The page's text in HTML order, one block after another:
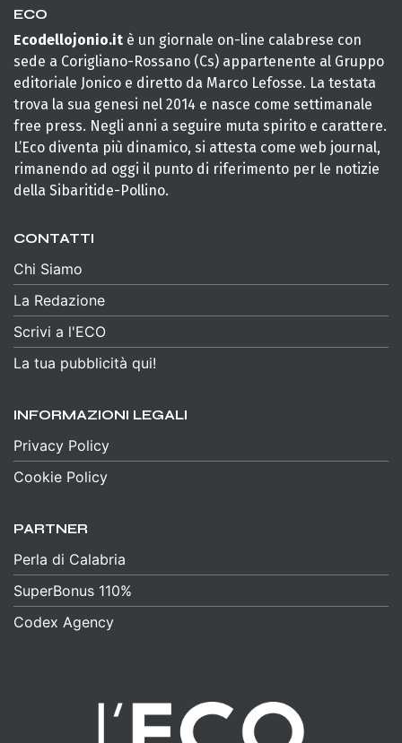
ECO
Ecodellojonio.it è un giornale on-line calabrese con
sede a Corigliano-Rossano (Cs) appartenente al Gruppo
editoriale Jonico e diretto da Marco Lefosse. La testata
trova la sua genesi nel 2014 e nasce come settimanale
free press. Negli anni a seguire muta spirito e carattere.
L’Eco diventa più dinamico, si attesta come web journal,
rimanendo ad oggi il punto di riferimento per le notizie
della Sibaritide-Pollino.
CONTATTI
Chi Siamo
La Redazione
Scrivi a l'ECO
La tua pubblicità qui!
INFORMAZIONI LEGALI
Privacy Policy
Cookie Policy
PARTNER
Perla di Calabria
SuperBonus 110%
Codex Agency